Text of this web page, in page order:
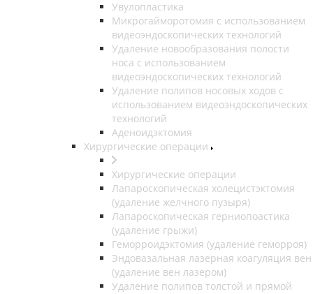
Увулопластика
Микрогайморотомия с использованием
видеоэндоскопических технологий
Удаление новообразования полости
носа с использованием
видеоэндоскопических технологий
Удаление полипов носовых ходов с
использованием видеоэндоскопических
технологий
Аденоидэктомия
Хирургические операции
Хирургические операции
Лапароскопическая холецистэктомия
(удаление желчного пузыря)
Лапароскопическая герниопоастика
(удаление грыжи)
Геморроидэктомия (удаление геморроя)
Эндовазальная лазерная коагуляция вен
(удаление вен лазером)
Удаление полипов толстой и прямой